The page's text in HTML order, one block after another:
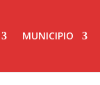
MUNICIPIO